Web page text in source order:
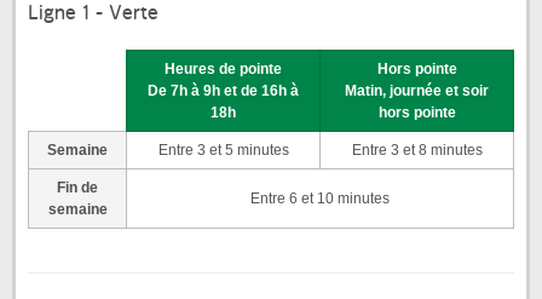
Ligne 1 - Verte
Heures de pointe
De 7h à 9h et de 16h à
18h
Hors pointe
Matin, journée et soir
hors pointe
Semaine Entre 3 et 5 minutes Entre 3 et 8 minutes
Fin de
semaine
Entre 6 et 10 minutes